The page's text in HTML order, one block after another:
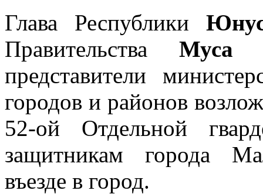
Глава Республики
ПравительстваМуса
представители
городов и районов
52-ой Отдельной
защитникам города
въезде в город.